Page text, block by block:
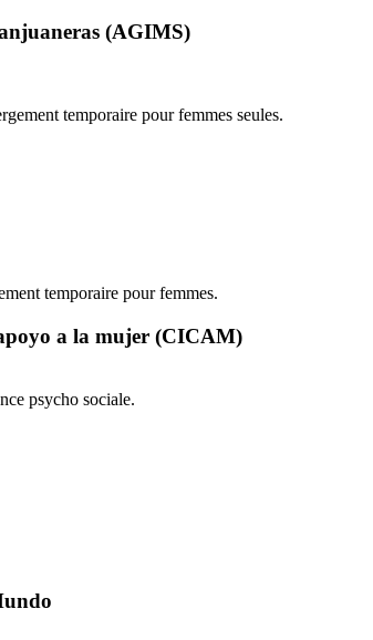
(AGIMS)
temporaire pour femmes seules.
temporaire pour femmes.
a la mujer (CICAM)
psycho sociale.